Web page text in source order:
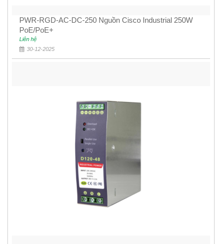
PWR-RGD-AC-DC-250 Nguồn Cisco Industrial 250W
PoE/PoE+
Liên hệ
30-12-2025